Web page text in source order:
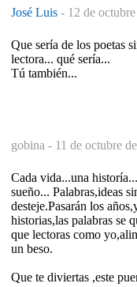
José Luis - 12 de
Que sería de los poetas
lectora... qué sería...
Tú también...
gobina - 11 de octubre
Cada vida...una
sueño... Palabras,ideas
desteje.Pasarán los
historias,las palabras se
que lectoras como
un beso.
Que te diviertas ,este